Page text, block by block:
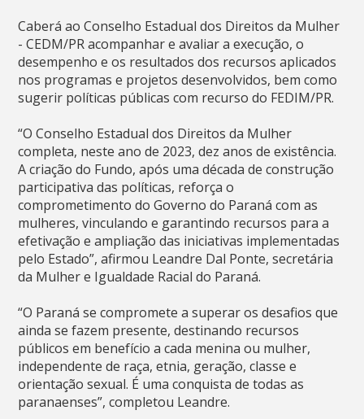
Caberá ao Conselho Estadual dos Direitos da Mulher
- CEDM/PR acompanhar e avaliar a execução, o
desempenho e os resultados dos recursos aplicados
nos programas e projetos desenvolvidos, bem como
sugerir políticas públicas com recurso do FEDIM/PR.
“O Conselho Estadual dos Direitos da Mulher
completa, neste ano de 2023, dez anos de existência.
A criação do Fundo, após uma década de construção
participativa das políticas, reforça o
comprometimento do Governo do Paraná com as
mulheres, vinculando e garantindo recursos para a
efetivação e ampliação das iniciativas implementadas
pelo Estado”, afirmou Leandre Dal Ponte, secretária
da Mulher e Igualdade Racial do Paraná.
“O Paraná se compromete a superar os desafios que
ainda se fazem presente, destinando recursos
públicos em benefício a cada menina ou mulher,
independente de raça, etnia, geração, classe e
orientação sexual. É uma conquista de todas as
paranaenses”, completou Leandre.